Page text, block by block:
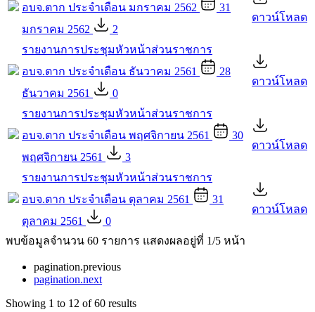
อบจ.ตาก ประจำเดือน มกราคม 2562
31
มกราคม 2562
2
ดาวน์โหลด
รายงานการประชุมหัวหน้าส่วนราชการ
อบจ.ตาก ประจำเดือน ธันวาคม 2561
28
ธันวาคม 2561
0
ดาวน์โหลด
รายงานการประชุมหัวหน้าส่วนราชการ
อบจ.ตาก ประจำเดือน พฤศจิกายน 2561
30
พฤศจิกายน 2561
3
ดาวน์โหลด
รายงานการประชุมหัวหน้าส่วนราชการ
อบจ.ตาก ประจำเดือน ตุลาคม 2561
31
ตุลาคม 2561
0
ดาวน์โหลด
พบข้อมูลจำนวน 60 รายการ แสดงผลอยู่ที่ 1/5 หน้า
pagination.previous
pagination.next
Showing 1 to 12 of60 results